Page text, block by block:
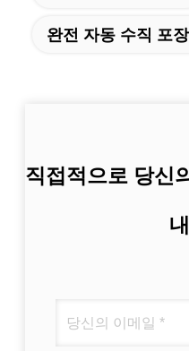
완전 자동 수직 포
직접적으로 당신